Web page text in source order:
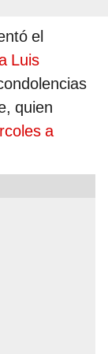
el
Luis
quien
a